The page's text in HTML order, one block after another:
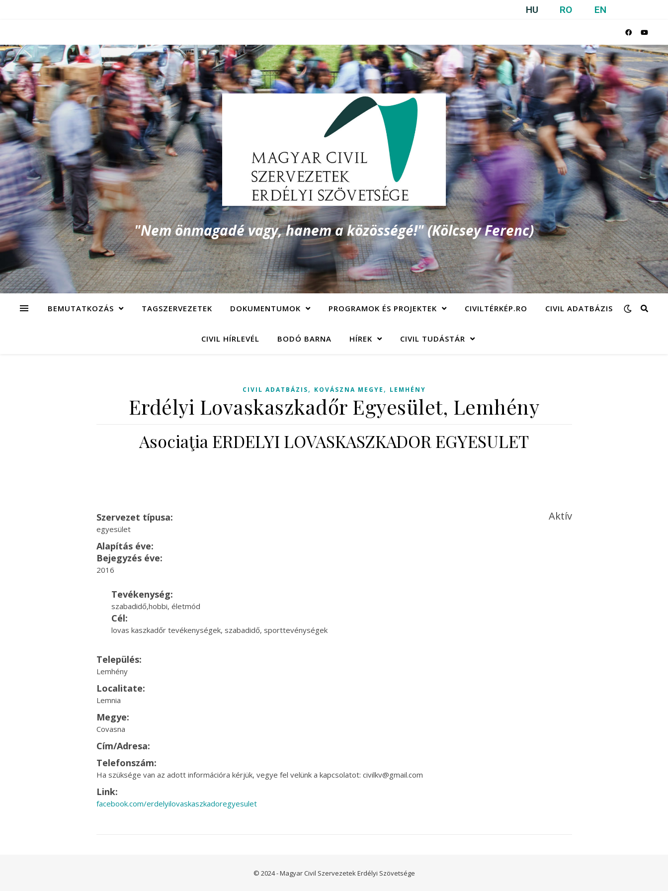
HU RO EN
"Nem önmagadé vagy, hanem a közösségé!" (Kölcsey Ferenc)
BEMUTATKOZÁS TAGSZERVEZETEK DOKUMENTUMOK PROGRAMOK ÉS PROJEKTEK CIVILTÉRKÉP.RO CIVIL ADATBÁZIS
CIVIL HÍRLEVÉL BODÓ BARNA HÍREK CIVIL TUDÁSTÁR
CIVIL ADATBÁZIS, KOVÁSZNA MEGYE , LEMHÉNY
Erdélyi Lovaskaszkadőr Egyesület, Lemhény
Asociaţia ERDELYI LOVASKASZKADOR EGYESULET
Szervezet típusa:
egyesület
Aktív
Alapítás éve:
Bejegyzés éve:
2016
Tevékenység:
szabadidő,hobbi, életmód
Cél:
lovas kaszkadőr tevékenységek, szabadidő, sporttevénységek
Település:
Lemhény
Localitate:
Lemnia
Megye:
Covasna
Cím/Adresa:
Telefonszám:
Ha szüksége van az adott információra kérjük, vegye fel velünk a kapcsolatot: civilkv@gmail.com
Link:
facebook.com/erdelyilovaskaszkadoregyesulet
© 2024 - Magyar Civil Szervezetek Erdélyi Szövetsége